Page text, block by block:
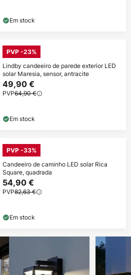
Em stock
PVP -23%
Lindby candeeiro de parede exterior LED
solar Maresia, sensor, antracite
49,90 €
PVP64,90 €
Em stock
PVP -33%
Candeeiro de caminho LED solar Rica
Square, quadrada
54,90 €
PVP82,63 €
Em stock